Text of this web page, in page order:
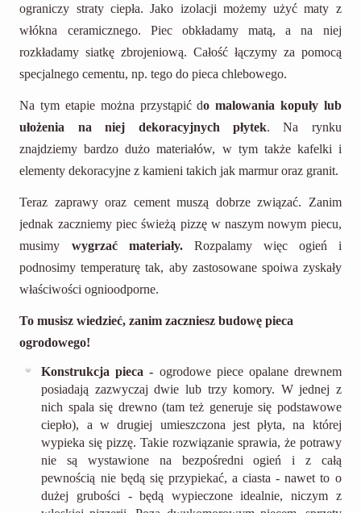
ograniczy straty ciepła. Jako izolacji możemy użyć maty z
włókna ceramicznego. Piec obkładamy matą, a na niej
rozkładamy siatkę zbrojeniową. Całość łączymy za pomocą
specjalnego cementu, np. tego do pieca chlebowego.
Na tym etapie można przystąpić do malowania kopuły lub
ułożenia na niej dekoracyjnych płytek. Na rynku
znajdziemy bardzo dużo materiałów, w tym także kafelki i
elementy dekoracyjne z kamieni takich jak marmur oraz granit.
Teraz zaprawy oraz cement muszą dobrze związać. Zanim
jednak zaczniemy piec świeżą pizzę w naszym nowym piecu,
musimy wygrzać materiały.Rozpalamy więc ogień i
podnosimy temperaturę tak, aby zastosowane spoiwa zyskały
właściwości ognioodporne.
To musisz wiedzieć, zanim zaczniesz budowę pieca
ogrodowego!
Konstrukcja pieca - ogrodowe piece opalane drewnem
posiadają zazwyczaj dwie lub trzy komory. W jednej z
nich spala się drewno (tam też generuje się podstawowe
ciepło), a w drugiej umieszczona jest płyta, na której
wypieka się pizzę. Takie rozwiązanie sprawia, że potrawy
nie są wystawione na bezpośredni ogień i z całą
pewnością nie będą się przypiekać, a ciasta - nawet to o
dużej grubości - będą wypieczone idealnie, niczym z